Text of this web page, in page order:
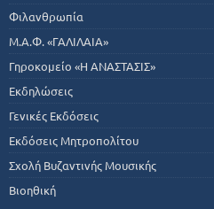
Φιλανθρωπία
Μ.Α.Φ. «ΓΑΛΙΛΑΙΑ»
Γηροκομείο «Η ΑΝΑΣΤΑΣΙΣ»
Εκδηλώσεις
Γενικές Εκδόσεις
Εκδόσεις Μητροπολίτου
Σχολή Βυζαντινής Μουσικής
Βιοηθική